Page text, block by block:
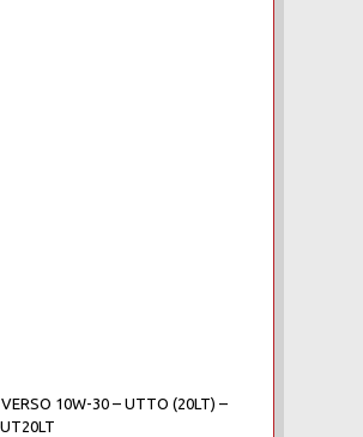
VERSO 10W-30 – UTTO (20LT) –